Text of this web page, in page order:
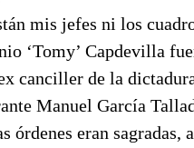
mis jefes ni los
‘Tomy’ Capdevilla
canciller de la
Manuel García
eran sagradas,